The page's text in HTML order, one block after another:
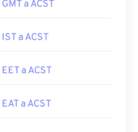
GMT a ACST
IST a ACST
EET a ACST
EAT a ACST